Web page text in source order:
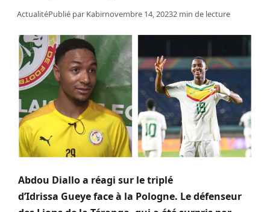
ActualitéPublié par Kabirnovembre 14, 20232 min de lecture
Abdou Dialloa réagi sur le triplé
d’Idrissa Gueyeface à la Pologne. Le défenseur